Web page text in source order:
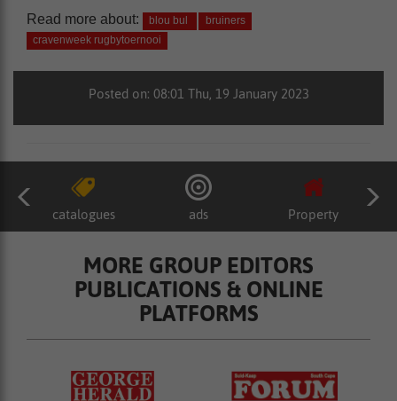
Read more about: blou bul
bruiners
cravenweek rugbytoernooi
Posted on: 08:01 Thu, 19 January 2023
catalogues ads Property
MORE GROUP EDITORS
PUBLICATIONS & ONLINE
PLATFORMS